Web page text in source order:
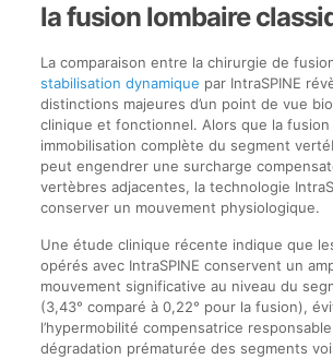
la fusion lombaire
La comparaison entre la chirurgie de
stabilisation dynamique par IntraSPINE
distinctions majeures d’un point de vue
clinique et fonctionnel. Alors que la fusion
immobilisation complète du segment
peut engendrer une surcharge
vertèbres adjacentes, la technologie
conserver un mouvement physiologique.
Une étude clinique récente indique que
opérés avec IntraSPINE conservent un
mouvement significative au niveau du
(3,43° comparé à 0,22° pour la fusion),
l’hypermobilité compensatrice responsable
dégradation prématurée des segments